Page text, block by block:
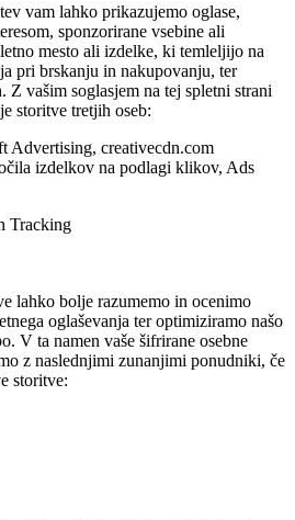
vam lahko prikazujemo oglase,
sponzorirane vsebine ali
mesto ali izdelke, ki temleljijo na
pri brskanju in nakupovanju, ter
Z vašim soglasjem na tej spletni strani
storitve tretjih oseb:
Advertising, creativecdn.com
izdelkov na podlagi klikov, Ads
Tracking
lahko bolje razumemo in ocenimo
oglaševanja ter optimiziramo našo
V ta namen vaše šifrirane osebne
z naslednjimi zunanjimi ponudniki, če
storitve: